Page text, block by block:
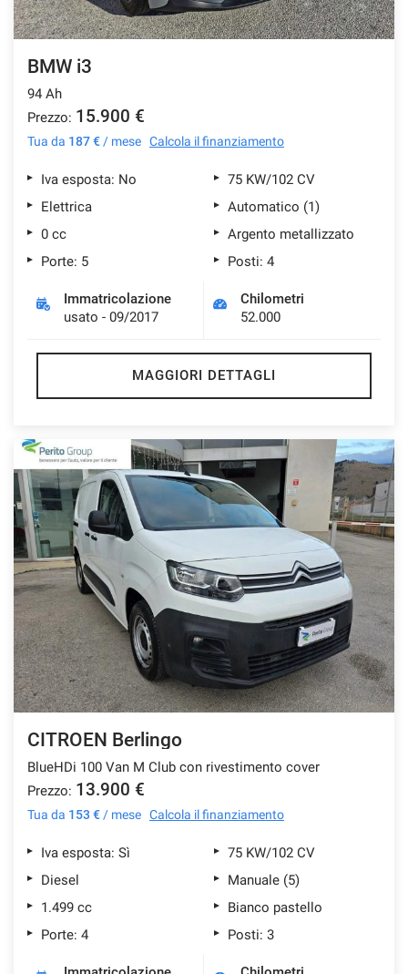
BMW i3
94 Ah
Prezzo: 15.900 €
Tua da 187 € / mese Calcola il finanziamento
Iva esposta: No
75 KW/102 CV
Elettrica
Automatico (1)
0 cc
Argento metallizzato
Porte: 5
Posti: 4
Immatricolazione
usato - 09/2017
Chilometri
52.000
MAGGIORI DETTAGLI
CITROEN Berlingo
BlueHDi 100 Van M Club con rivestimento cover
Prezzo: 13.900 €
Tua da 153 € / mese Calcola il finanziamento
Iva esposta: Sì
75 KW/102 CV
Diesel
Manuale (5)
1.499 cc
Bianco pastello
Porte: 4
Posti: 3